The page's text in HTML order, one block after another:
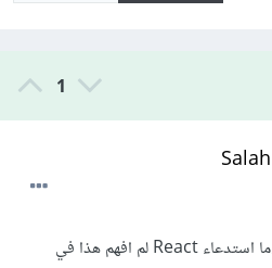
1
في المكونات الوظيفية يجب داءما استدعاء React لم افهم هذا في